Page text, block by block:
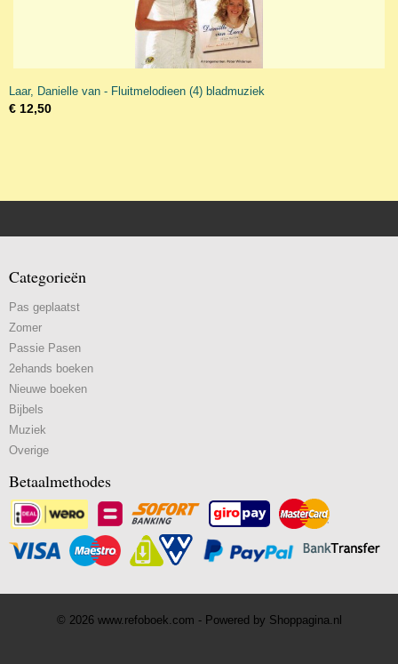
Laar, Danielle van - Fluitmelodieen (4) bladmuziek
€ 12,50
Categorieën
Pas geplaatst
Zomer
Passie Pasen
2ehands boeken
Nieuwe boeken
Bijbels
Muziek
Overige
Betaalmethodes
© 2026 www.refoboek.com - Powered by Shoppagina.nl